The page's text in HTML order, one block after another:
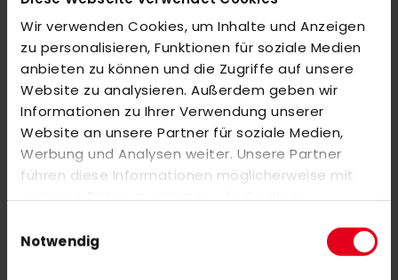
Wir verwenden Cookies, um Inhalte und Anzeigen
zu personalisieren, Funktionen für soziale Medien
anbieten zu können und die Zugriffe auf unsere
Website zu analysieren. Außerdem geben wir
Informationen zu Ihrer Verwendung unserer
Website an unsere Partner für soziale Medien,
Werbung und Analysen weiter. Unsere Partner
führen diese Informationen möglicherweise mit
weiteren Daten zusammen, die Sie ihnen
Nutzung der Dienste gesammelt haben.
Notwendig
BEWERTUNGEN
ÄHNLICHE PRODUKTE
Markieren Sie die Artikel, um Sie dem Warenkorb hinzuzufügen
oderAlle auswählen
adidas THC Ahrensburg Shorts Herren burgundy
45,00 €